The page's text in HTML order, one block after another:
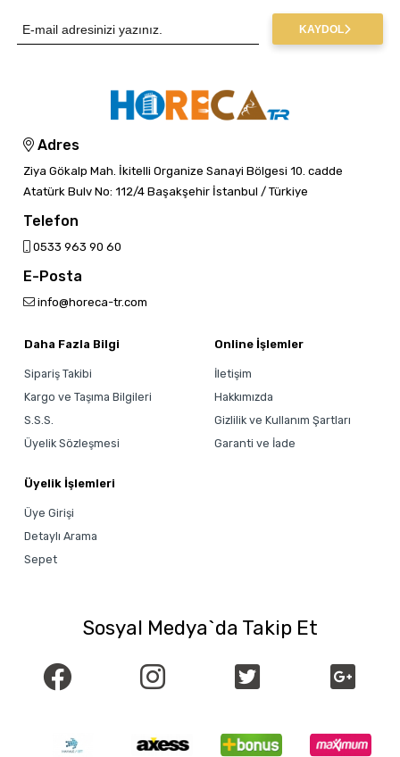
KAYDOL
Adres
Ziya Gökalp Mah. İkitelli Organize Sanayi Bölgesi 10. cadde
Atatürk Bulv No: 112/4 Başakşehir İstanbul / Türkiye
Telefon
0533 963 90 60
E-Posta
info@horeca-tr.com
Daha Fazla Bilgi
Sipariş Takibi
Kargo ve Taşıma Bilgileri
S.S.S.
Üyelik Sözleşmesi
Online İşlemler
İletişim
Hakkımızda
Gizlilik ve Kullanım Şartları
Garanti ve İade
Üyelik İşlemleri
Üye Girişi
Detaylı Arama
Sepet
Sosyal Medya`da Takip Et